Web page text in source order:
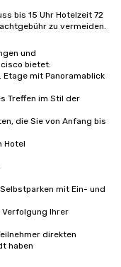
bis 15 Uhr Hotelzeit 72
zu vermeiden.
und
bietet:
mit Panoramablick
Treffen im Stil der
die Sie von Anfang bis
Hotel
mit Ein- und
Verfolgung Ihrer
direkten
haben